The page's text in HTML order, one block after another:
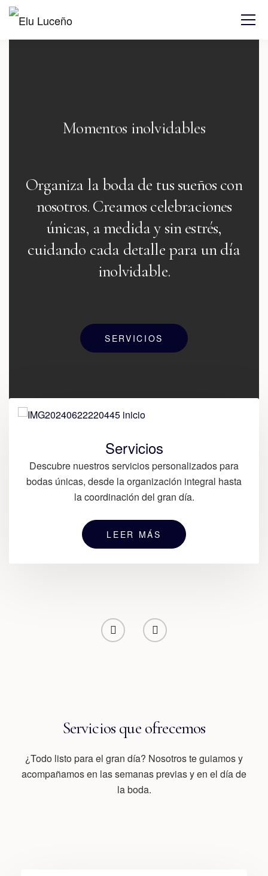
Organización de bodas y eventos
Organiza la boda de tus sueños con
nosotros.Creamos celebraciones
únicas, a medida y sin estrés,
cuidando cada detalle para un día
inolvidable.
SERVICIOS
Servicios
Descubre nuestros servicios personalizados para
bodas únicas, desde la organización integral hasta
la coordinación del gran día.
LEER MÁS
Servicios que ofrecemos
¿Todo listo para el gran día? Nosotros te guiamos y
acompañamos en las semanas previas y en el día de
la boda.